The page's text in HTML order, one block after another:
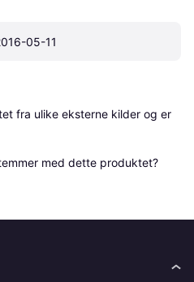
05-11
fra ulike eksterne kilder og er
med dette produktet?